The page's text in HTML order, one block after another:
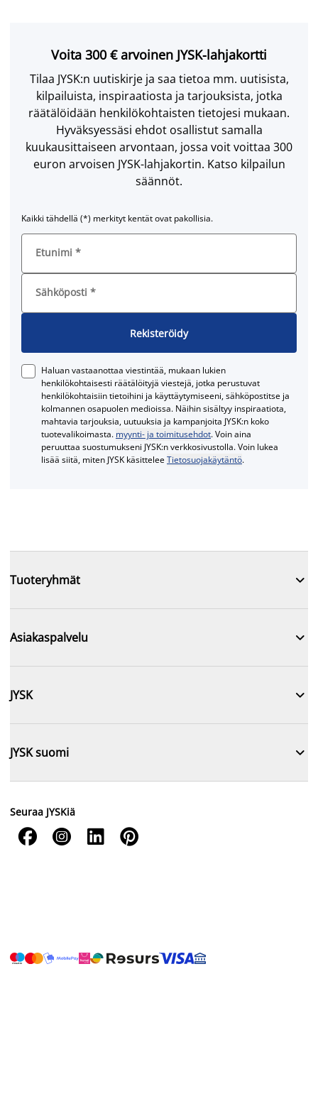
Voita 300 € arvoinen JYSK-lahjakortti
Tilaa JYSK:n uutiskirje ja saa tietoa mm. uutisista,
kilpailuista, inspiraatiosta ja tarjouksista, jotka
räätälöidään henkilökohtaisten tietojesi mukaan.
Hyväksyessäsi ehdot osallistut samalla
kuukausittaiseen arvontaan, jossa voit voittaa 300
euron arvoisen JYSK-lahjakortin. Katso kilpailun
säännöt.
Kaikki tähdellä (*) merkityt kentät ovat pakollisia.
Etunimi *
Sähköposti *
Rekisteröidy
Haluan vastaanottaa viestintää, mukaan lukien
henkilökohtaisesti räätälöityjä viestejä, jotka perustuvat
henkilökohtaisiin tietoihini ja käyttäytymiseeni, sähköpostitse ja
kolmannen osapuolen medioissa. Näihin sisältyy inspiraatiota,
mahtavia tarjouksia, uutuuksia ja kampanjoita JYSK:n koko
tuotevalikoimasta. myynti- ja toimitusehdot. Voin aina
peruuttaa suostumukseni JYSK:n verkkosivustolla. Voin lukea
lisää siitä, miten JYSK käsitteleeTietosuojakäytäntö.
Tuoteryhmät 
Asiakaspalvelu 
JYSK 
JYSK suomi 
Seuraa JYSKiä
   